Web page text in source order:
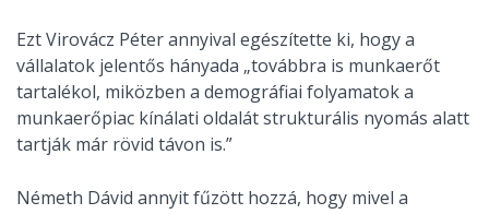
Ezt Virovácz Péter annyival egészítette ki, hogy a
vállalatok jelentős hányada „továbbra is munkaerőt
tartalékol, miközben a demográfiai folyamatok a
munkaerőpiac kínálati oldalát strukturális nyomás alatt
tartják már rövid távon is.”
Németh Dávid annyit fűzött hozzá, hogy mivel a